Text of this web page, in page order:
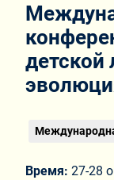
детской
Время: 27-28